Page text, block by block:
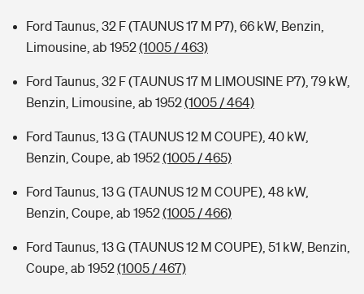
Ford Taunus, 32 F (TAUNUS 17 M P7), 66 kW, Benzin,
Limousine, ab 1952(1005 / 463)
Ford Taunus, 32 F (TAUNUS 17 M LIMOUSINE P7), 79 kW,
Benzin, Limousine, ab 1952(1005 / 464)
Ford Taunus, 13 G (TAUNUS 12 M COUPE), 40 kW,
Benzin, Coupe, ab 1952(1005 / 465)
Ford Taunus, 13 G (TAUNUS 12 M COUPE), 48 kW,
Benzin, Coupe, ab 1952(1005 / 466)
Ford Taunus, 13 G (TAUNUS 12 M COUPE), 51 kW, Benzin,
Coupe, ab 1952(1005 / 467)